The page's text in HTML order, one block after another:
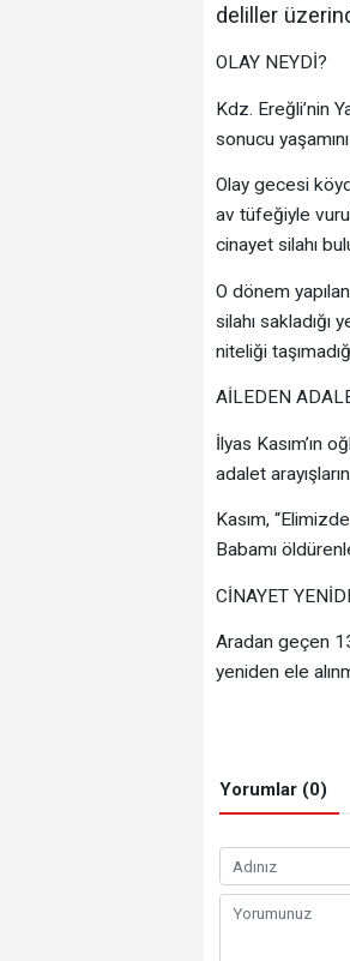
deliller
OLAY NEYDİ?
Kdz. Ereğli’nin
sonucu
Olay gecesi
av tüfeğiyle
cinayet silahı
O dönem
silahı sakladığı
niteliği
AİLEDEN
İlyas Kasım’ın
adalet
Kasım,
Babamı
CİNAYET
Aradan geçen
yeniden ele
Yorumlar (0)